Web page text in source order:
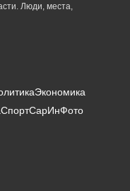
Люди, места,
Экономика
СпортСарИнФото